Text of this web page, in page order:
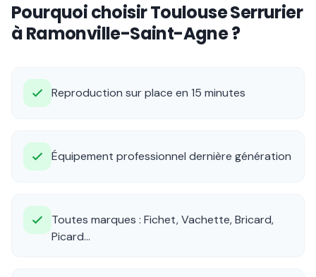
Pourquoi choisir Toulouse Serrurier
à Ramonville-Saint-Agne ?
Reproduction sur place en 15 minutes
Équipement professionnel dernière génération
Toutes marques : Fichet, Vachette, Bricard,
Picard...